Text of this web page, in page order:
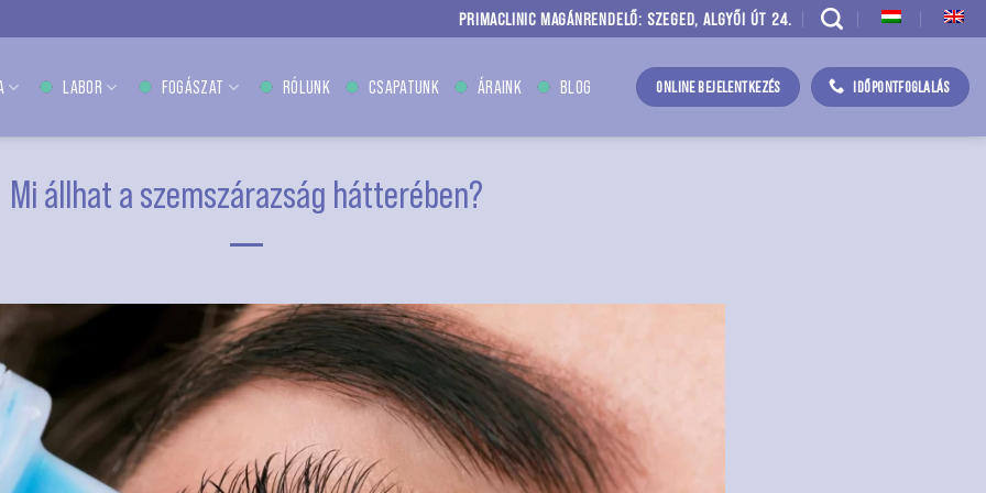
PRIMACLINIC MAGÁNRENDELŐ: SZEGED, ALGYŐI ÚT 24.
LABOR FOGÁSZAT RÓLUNK CSAPATUNK ÁRAINK BLOG ONLINE BEJELENTKEZÉS IDŐPONTFOGLALÁS
Mi állhat a szemszárazság hátterében?